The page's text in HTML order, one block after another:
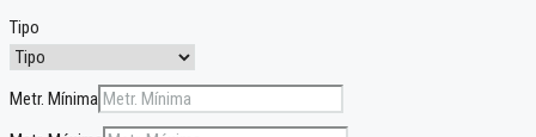
Tipo
Metr. Mínima